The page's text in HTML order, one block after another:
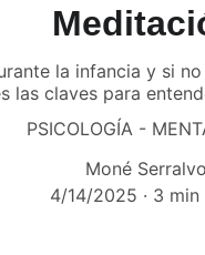
la infancia y si
las claves para
PSICOLOGÍA -
Moné Serralvo
4/14/2025
3 min